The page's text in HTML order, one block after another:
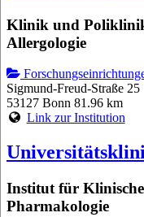
Klinik und
Allergologie
Sigmund-Freud-Straße 25
53127 Bonn 81.96 km
Link zur Institution
Institut für
Pharmakologie